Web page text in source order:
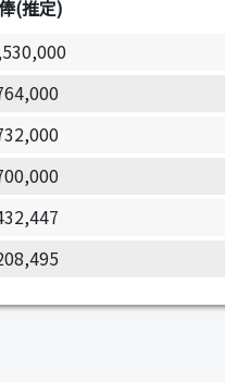
(推定)